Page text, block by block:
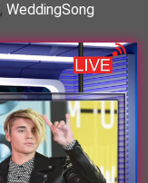
, WeddingSong